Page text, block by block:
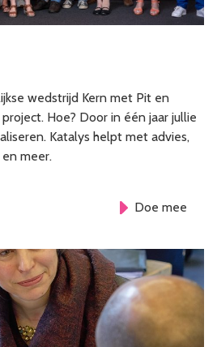
wedstrijd Kern met Pit en
Hoe? Door in één jaar jullie
Katalys helpt met advies,
meer.
Doe mee